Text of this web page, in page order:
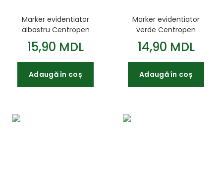
Marker evidentiator
albastru Centropen
15,90 MDL
Adaugă în coș
Marker evidentiator
verde Centropen
485520159
14,90 MDL
Adaugă în coș